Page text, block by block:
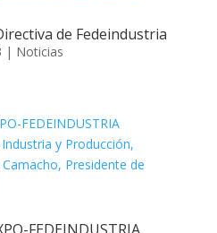
de Fedeindustria
| Noticias